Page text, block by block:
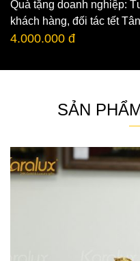
Quà tặng doanh nghiệp:
khách hàng, đối tác tết
4.000.000 đ
SẢN